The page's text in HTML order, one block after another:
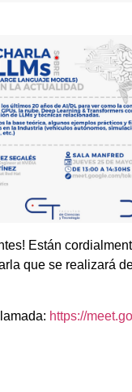
Están
que se realizará
https://